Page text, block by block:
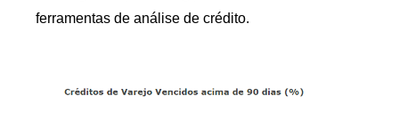
ferramentas de análise de crédito.